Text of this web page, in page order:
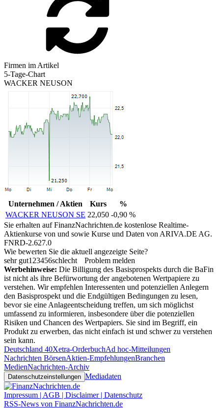
Firmen im Artikel
5-Tage-Chart
WACKER NEUSON
Unternehmen / Aktien Kurs
%
WACKER NEUSON SE 22,050 -0,90 %
Sie erhalten auf FinanzNachrichten.de kostenlose Realtime-
Aktienkurse von und sowie Kurse und Daten von ARIVA.DE AG.
FNRD-2.627.0
Wie bewerten Sie die aktuell angezeigte Seite?
sehr gut1 23456schlecht
Problem melden
Werbehinweise: Die Billigung des Basisprospekts durch die BaFin
ist nicht als ihre Befürwortung der angebotenen Wertpapiere zu
verstehen. Wir empfehlen Interessenten und potenziellen Anlegern
den Basisprospekt und die Endgültigen Bedingungen zu lesen,
bevor sie eine Anlageentscheidung treffen, um sich möglichst
umfassend zu informieren, insbesondere über die potenziellen
Risiken und Chancen des Wertpapiers. Sie sind im Begriff, ein
Produkt zu erwerben, das nicht einfach ist und schwer zu verstehen
sein kann.
Deutschland 40Xetra-OrderbuchAd hoc-Mitteilungen
Nachrichten BörsenAktien-EmpfehlungenBranchen
MedienNachrichten-Archiv
Datenschutzeinstellungen Mediadaten
Impressum | AGB | Disclaimer | Datenschutz
RSS-News von FinanzNachrichten.de